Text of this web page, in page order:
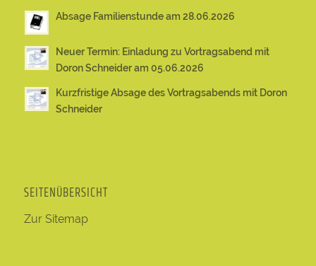
Absage Familienstunde am 28.06.2026
Neuer Termin: Einladung zu Vortragsabend mit
Doron Schneider am 05.06.2026
Kurzfristige Absage des Vortragsabends mit Doron
Schneider
SEITENÜBERSICHT
Zur Sitemap